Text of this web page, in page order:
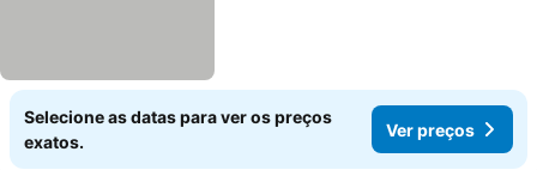
Selecione as datas para ver os preços
exatos.
Ver preços